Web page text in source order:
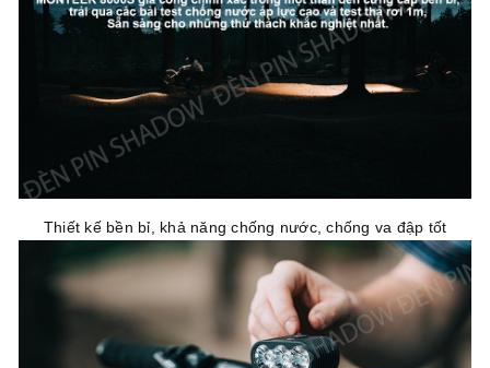
Thiết kế bền bỉ, khả năng chống nước, chống va đập tốt